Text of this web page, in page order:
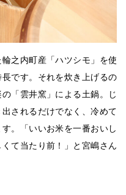
之内町産「ハツシモ」を使
です。それを炊き上げるの
「雲井窯」による土鍋。じ
されるだけでなく、冷めて
。「いいお米を一番おいし
て当たり前！」と宮嶋さん